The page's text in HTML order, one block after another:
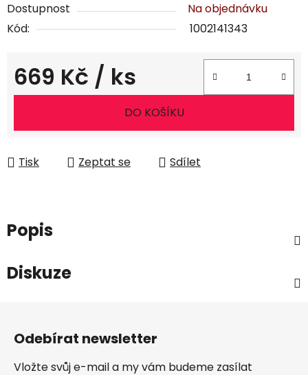
Dostupnost
Na objednávku
Kód:
1002141343
669 Kč / ks
Měrná cena:
DO KOŠÍKU
Tisk Zeptat se Sdílet
Popis
Diskuze
Odebírat newsletter
Vložte svůj e-mail a my vám budeme zasílat